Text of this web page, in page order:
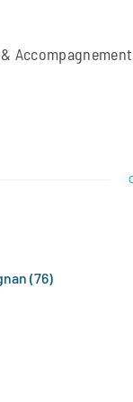
Accompagnement
(76)